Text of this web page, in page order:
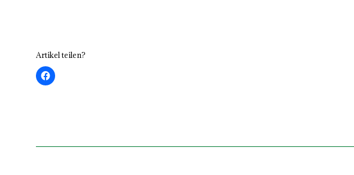
Artikel teilen?